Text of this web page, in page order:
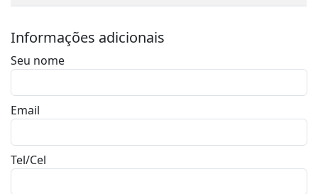
Informações adicionais
Seu nome
Email
Tel/Cel